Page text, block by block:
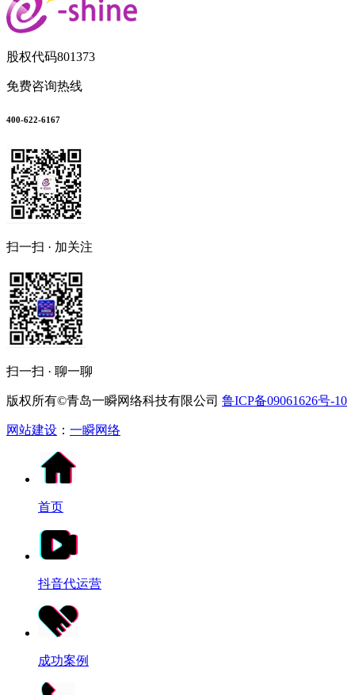
股权代码801373
免费咨询热线
400-622-6167
扫一扫 · 加关注
扫一扫 · 聊一聊
版权所有©青岛一瞬网络科技有限公司 鲁ICP备09061626号-10
网站建设 ： 一瞬网络
首页
抖音代运营
成功案例